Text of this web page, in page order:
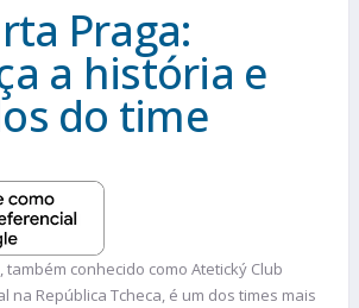
Praga:
a história e
do time
também conhecido como Atetický Club
na República Tcheca, é um dos times mais